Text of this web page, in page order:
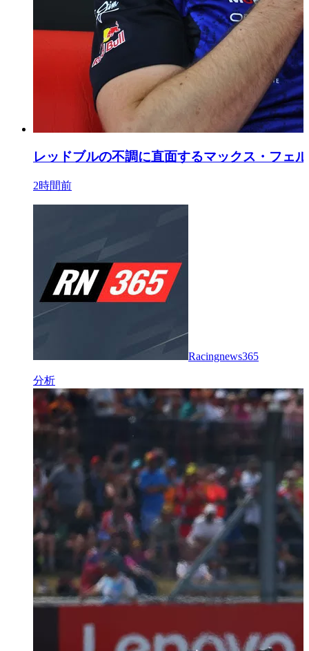
レッドブルの不調に直面するマックス・フェ
2時間前
Racingnews365
分析